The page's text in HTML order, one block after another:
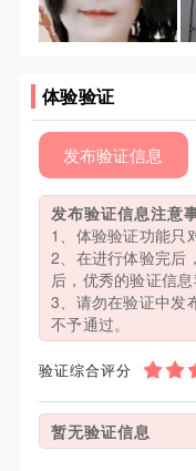
体验验证
发布验证信息
发布验证信息注意
1、体验验证功能只
2、在进行体验完后
后，优秀的验证信
3、请勿在验证中发
不予通过。
验证综合评分
暂无验证信息